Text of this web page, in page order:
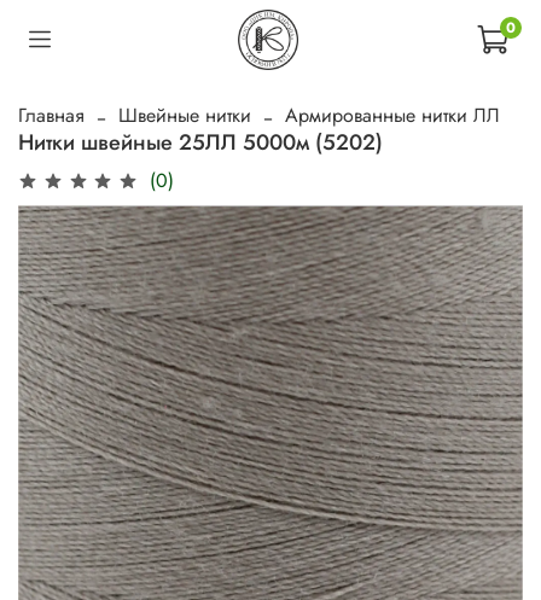
0
Главная Швейные нитки Армированные нитки ЛЛ
Нитки швейные 25ЛЛ 5000м (5202)
(0)